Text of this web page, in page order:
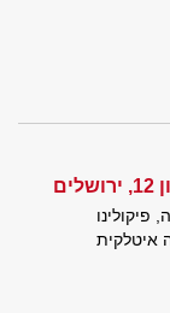
פיקולינו
איטלקית